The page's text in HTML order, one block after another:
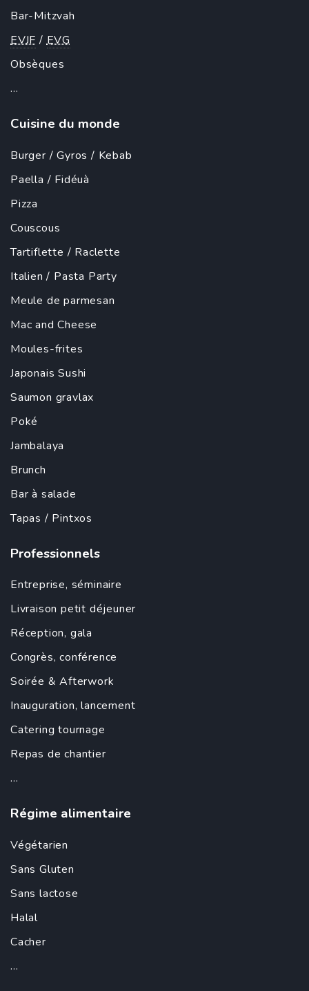
Bar-Mitzvah
EVJF /EVG
Obsèques
...
Cuisine du monde
Burger /Gyros / Kebab
Paella / Fidéuà
Pizza
Couscous
Tartiflette / Raclette
Italien / Pasta Party
Meule de parmesan
Mac and Cheese
Moules-frites
JaponaisSushi
Saumon gravlax
Poké
Jambalaya
Brunch
Bar à salade
Tapas / Pintxos
Professionnels
Entreprise, séminaire
Livraison petit déjeuner
Réception, gala
Congrès, conférence
Soirée &Afterwork
Inauguration,lancement
Catering tournage
Repas de chantier
...
Régime alimentaire
Végétarien
Sans Gluten
Sans lactose
Halal
Cacher
...